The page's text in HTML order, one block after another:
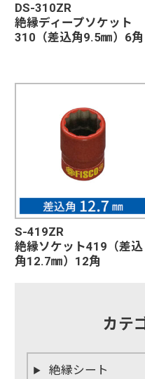
DS-310ZR
絶縁ディープソケット
310（差込角9.5㎜）6角
S-419ZR
絶縁ソケット419（差込
角12.7㎜）12角
カテ
絶縁シート